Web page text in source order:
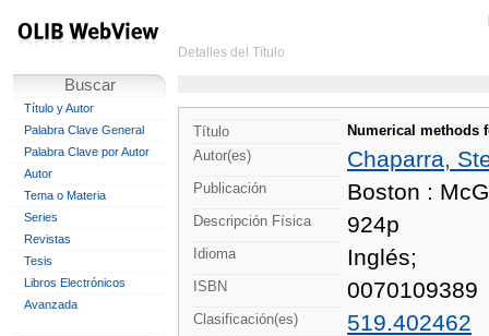
Buscar
Título y Autor
Palabra Clave General
Palabra Clave por Autor
Autor
Tema o Materia
Series
Revistas
Tesis
Libros Electrónicos
Avanzada
Detalles del Título
Título
Numerical methods
Autor(es)
Chaparra,
Publicación Boston :
Descripción Física 924p
Idioma Inglés;
ISBN 0070109389
Clasificación(es) 519.402462